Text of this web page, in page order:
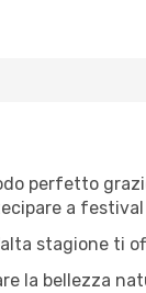
perfetto
a
stagione
la bellezza